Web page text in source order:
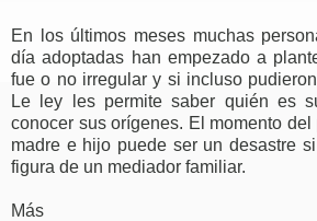
En los últimos meses muchas
día adoptadas han empezado a
fue o no irregular y si incluso
Le ley les permite saber quién es
conocer sus orígenes. El momento del
madre e hijo puede ser un desastre
figura de un mediador familiar.
Más